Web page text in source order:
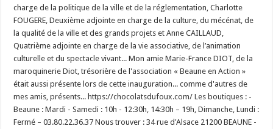
charge de la politique de la ville et de la réglementation, Charlotte
FOUGERE, Deuxième adjointe en charge de la culture, du mécénat, de
la qualité de la ville et des grands projets et Anne CAILLAUD,
Quatrième adjointe en charge de la vie associative, de l’animation
culturelle et du spectacle vivant... Mon amie Marie-France DIOT, de la
maroquinerie Diot, trésorière de l'association « Beaune en Action »
était aussi présente lors de cette inauguration... comme d'autres de
mes amis, présents... https://chocolatsdufoux.com/ Les boutiques : -
Beaune : Mardi - Samedi : 10h - 12:30h, 14:30h – 19h, Dimanche, Lundi :
Fermé – 03.80.22.36.37 Nous trouver : 34 rue d'Alsace 21200 BEAUNE -